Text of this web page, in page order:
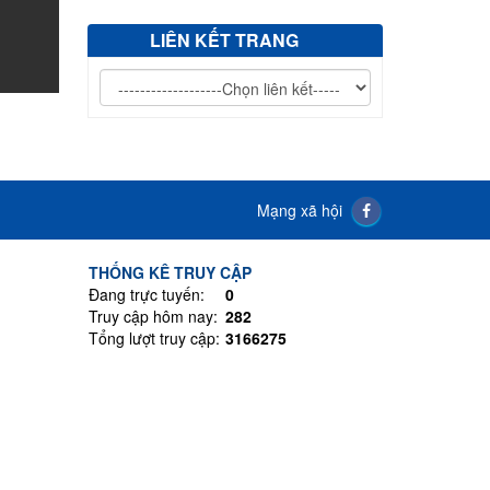
LIÊN KẾT TRANG
Mạng xã hội
THỐNG KÊ TRUY CẬP
Đang trực tuyến:
0
Truy cập hôm nay: 282
Tổng lượt truy cập: 3166275